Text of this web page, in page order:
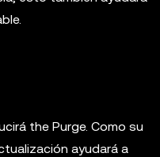
the Purge. Como su
ayudará a